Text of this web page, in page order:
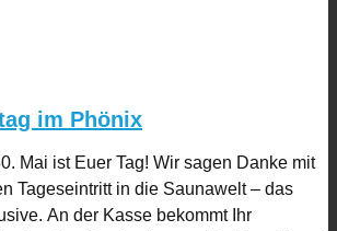
im Phönix
Mai ist Euer Tag! Wir sagen Danke mit
Tageseintritt in die Saunawelt – das
An der Kasse bekommt Ihr